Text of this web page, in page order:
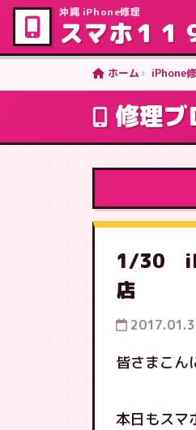
沖縄 iPhone修理
スマホ１１
ホーム iPhone
修理ブ
1/30
店
皆さまこん
本日もスマ